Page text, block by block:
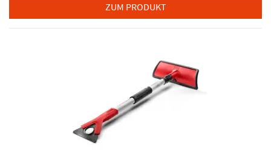
ZUM PRODUKT